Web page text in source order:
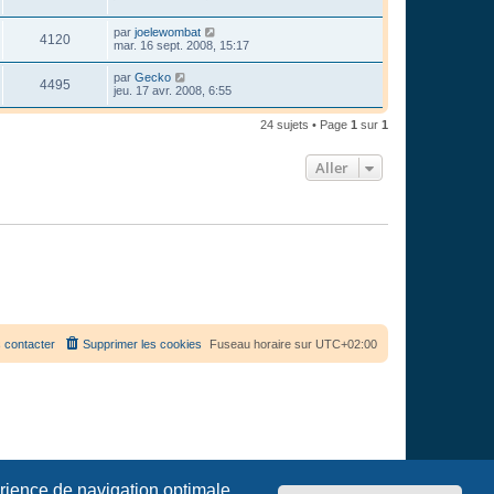
de navigation optimale.
4120 par joelewombat
mar. 16 sept. 2008, 15:17
4495 par Gecko
jeu. 17 avr. 2008, 6:55
24 sujets • Page 1 sur 1
Aller
Fuseau horaire sur UTC+02:00
Supprimer les cookies
contacter